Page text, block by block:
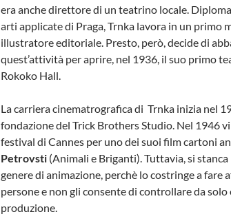
era anche direttore di un teatrino locale.
arti applicate di Praga, Trnka lavora in un primo
illustratore editoriale. Presto, però, decide di
quest’attività per aprire, nel 1936, il suo primo
Rokoko Hall.
La carriera cinematrografica di Trnka inizia nel
fondazione del Trick Brothers Studio. Nel 1946
festival di Cannes per uno dei suoi film cartoni
Petrovsti (Animali e Briganti). Tuttavia, si
genere di animazione, perchè lo costringe a fare
persone e non gli consente di controllare da
produzione.